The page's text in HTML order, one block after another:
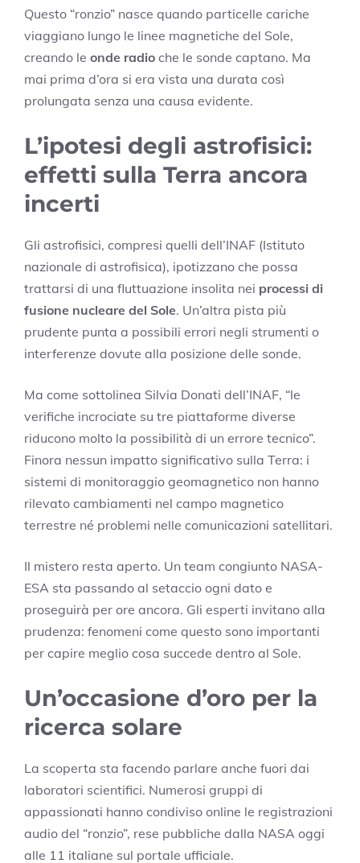
Questo “ronzio” nasce quando particelle cariche
viaggiano lungo le linee magnetiche del Sole,
creando le onde radio che le sonde captano. Ma
mai prima d’ora si era vista una durata così
prolungata senza una causa evidente.
L’ipotesi degli astrofisici:
effetti sulla Terra ancora
incerti
Gli astrofisici, compresi quelli dell’INAF (Istituto
nazionale di astrofisica), ipotizzano che possa
trattarsi di una fluttuazione insolita nei processi di
fusione nucleare del Sole. Un’altra pista più
prudente punta a possibili errori negli strumenti o
interferenze dovute alla posizione delle sonde.
Ma come sottolinea Silvia Donati dell’INAF, “le
verifiche incrociate su tre piattaforme diverse
riducono molto la possibilità di un errore tecnico”.
Finora nessun impatto significativo sulla Terra: i
sistemi di monitoraggio geomagnetico non hanno
rilevato cambiamenti nel campo magnetico
terrestre né problemi nelle comunicazioni satellitari.
Il mistero resta aperto. Un team congiunto NASA-
ESA sta passando al setaccio ogni dato e
proseguirà per ore ancora. Gli esperti invitano alla
prudenza: fenomeni come questo sono importanti
per capire meglio cosa succede dentro al Sole.
Un’occasione d’oro per la
ricerca solare
La scoperta sta facendo parlare anche fuori dai
laboratori scientifici. Numerosi gruppi di
appassionati hanno condiviso online le registrazioni
audio del “ronzio”, rese pubbliche dalla NASA oggi
alle 11 italiane sul portale ufficiale.